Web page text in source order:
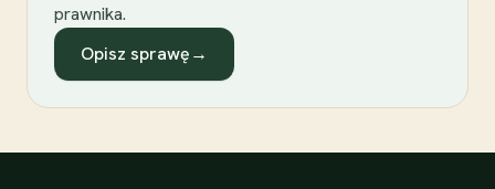
prawnika.
Opisz sprawę→